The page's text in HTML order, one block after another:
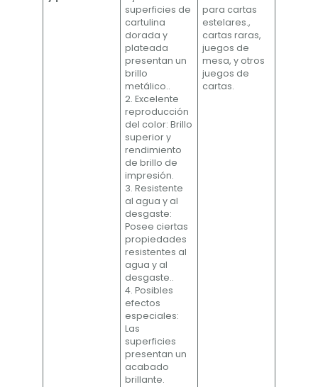
superficies de
cartulina
dorada y
plateada
presentan un
brillo
metálico..
2. Excelente
reproducción
del color: Brillo
superior y
rendimiento
de brillo de
impresión.
3. Resistente
al agua y al
desgaste:
Posee ciertas
propiedades
resistentes al
agua y al
desgaste..
4. Posibles
efectos
especiales:
Las
superficies
presentan un
acabado
brillante.
para cartas
estelares.,
cartas raras,
juegos de
mesa, y otros
juegos de
cartas.